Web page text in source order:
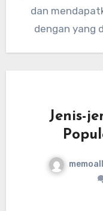
dan
dengan yang
untuk
bermanfaat
Jenis-